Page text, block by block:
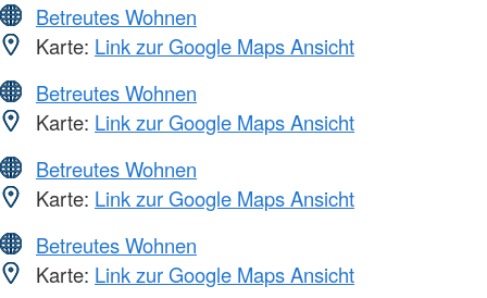
Betreutes Wohnen
Karte: Link zur Google Maps Ansicht
Betreutes Wohnen
Karte: Link zur Google Maps Ansicht
Betreutes Wohnen
Karte: Link zur Google Maps Ansicht
Betreutes Wohnen
Karte: Link zur Google Maps Ansicht